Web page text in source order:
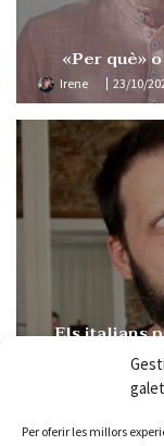
Per oferir les millors
«Per què»
Irene 23/10/
Els italians
15/10/